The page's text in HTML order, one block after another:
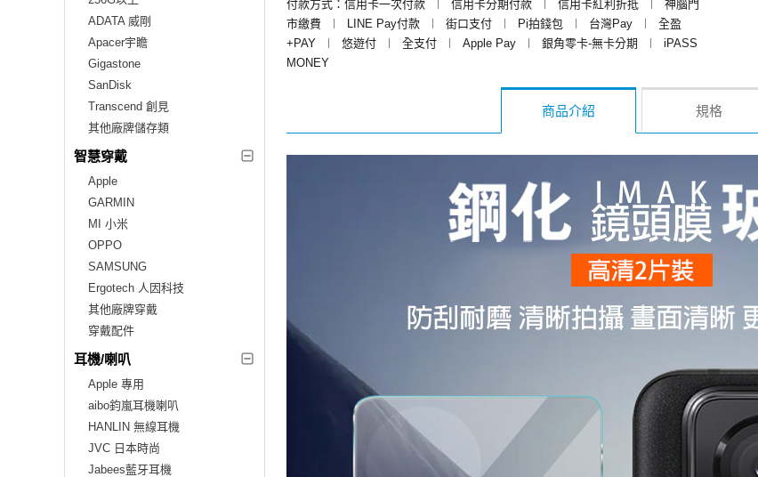
ADATA 威剛
Apacer宇瞻
Gigastone
SanDisk
Transcend 創見
其他廠牌儲存類
智慧穿戴
Apple
GARMIN
MI 小米
OPPO
SAMSUNG
Ergotech 人因科技
其他廠牌穿戴
穿戴配件
耳機/喇叭
Apple 專用
aibo鈞嵐耳機喇叭
HANLIN 無線耳機
JVC 日本時尚
Jabees藍牙耳機
付款方式：信用卡一次付款
︱ 信用卡分期付款 ︱ 信用卡紅利折抵 ︱
神腦門
市繳費
︱ LINE Pay付款 ︱ 街口支付 ︱ Pi拍錢包 ︱ 台灣Pay ︱
全盈
+PAY
︱ 悠遊付 ︱ 全支付 ︱ Apple Pay ︱ 銀角零卡-無卡分期 ︱
iPASS
MONEY
商品介紹 規格